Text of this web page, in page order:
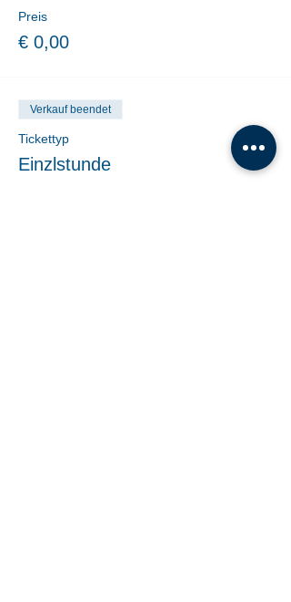
Preis
€ 0,00
Verkauf beendet
Tickettyp
Einzlstunde